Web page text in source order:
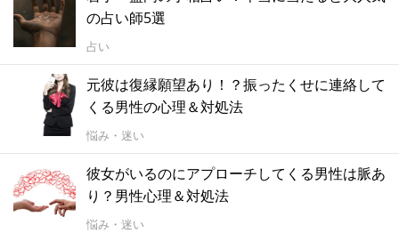
の占い師5選
占い
元彼は復縁願望あり！？振ったくせに連絡して
くる男性の心理＆対処法
悩み・迷い
彼女がいるのにアプローチしてくる男性は脈あ
り？男性心理＆対処法
悩み・迷い